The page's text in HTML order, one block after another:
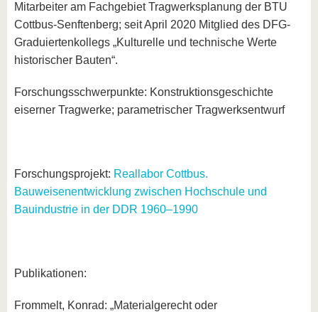
Mitarbeiter am Fachgebiet Tragwerksplanung der BTU
Cottbus-Senftenberg; seit April 2020 Mitglied des DFG-
Graduiertenkollegs „Kulturelle und technische Werte
historischer Bauten“.
Forschungsschwerpunkte: Konstruktionsgeschichte
eiserner Tragwerke; parametrischer Tragwerksentwurf
Forschungsprojekt: Reallabor Cottbus.
Bauweisenentwicklung zwischen Hochschule und
Bauindustrie in der DDR 1960–1990
Publikationen:
Frommelt, Konrad: „Materialgerecht oder